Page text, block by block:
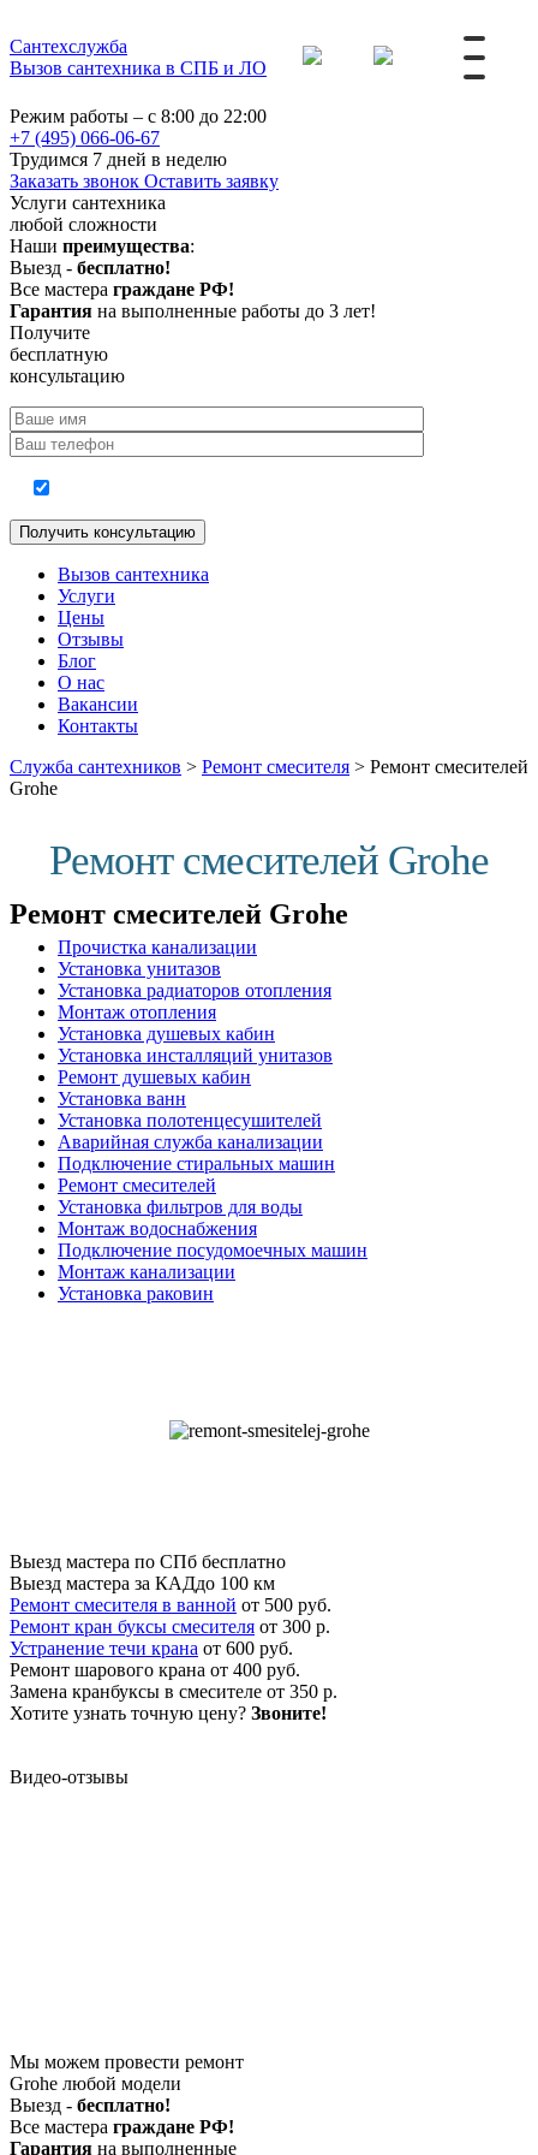
Сантехслужба
Вызов сантехника в СПБ и ЛО
Режим работы – с 8:00 до 22:00
+7 (495) 066-06-67
Трудимся 7 дней в неделю
Заказать звонок Оставить заявку
Услуги сантехника
любой сложности
Наши преимущества:
Выезд - бесплатно!
Все мастера граждане РФ!
Гарантия на выполненные работы до 3 лет!
Получите
бесплатную
консультацию
Вызов сантехника
Услуги
Цены
Отзывы
Блог
О нас
Вакансии
Контакты
Служба сантехников > Ремонт смесителя > Ремонт смесителей
Grohe
Ремонт смесителей Grohe
Ремонт смесителей Grohe
Прочистка канализации
Установка унитазов
Установка радиаторов отопления
Монтаж отопления
Установка душевых кабин
Установка инсталляций унитазов
Ремонт душевых кабин
Установка ванн
Установка полотенцесушителей
Аварийная служба канализации
Подключение стиральных машин
Ремонт смесителей
Установка фильтров для воды
Монтаж водоснабжения
Подключение посудомоечных машин
Монтаж канализации
Установка раковин
Выезд мастера по СПб бесплатно
Выезд мастера за КАДдо 100 км
Ремонт смесителя в ванной от 500 руб.
Ремонт кран буксы смесителя от 300 р.
Устранение течи крана от 600 руб.
Ремонт шарового крана от 400 руб.
Замена кранбуксы в смесителе от 350 р.
Хотите узнать точную цену? Звоните!
Видео-отзывы
Мы можем провести ремонт
Grohe любой модели
Выезд - бесплатно!
Все мастера граждане РФ!
Гарантия на выполненные